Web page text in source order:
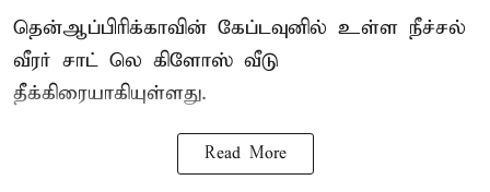
தென்ஆப்பிரிக்காவின் கேப்டவுனில் உள்ள நீச்சல்
வீரர் சாட் லெ கிளோஸ் வீடு
தீக்கிரையாகியுள்ளது.
Read More